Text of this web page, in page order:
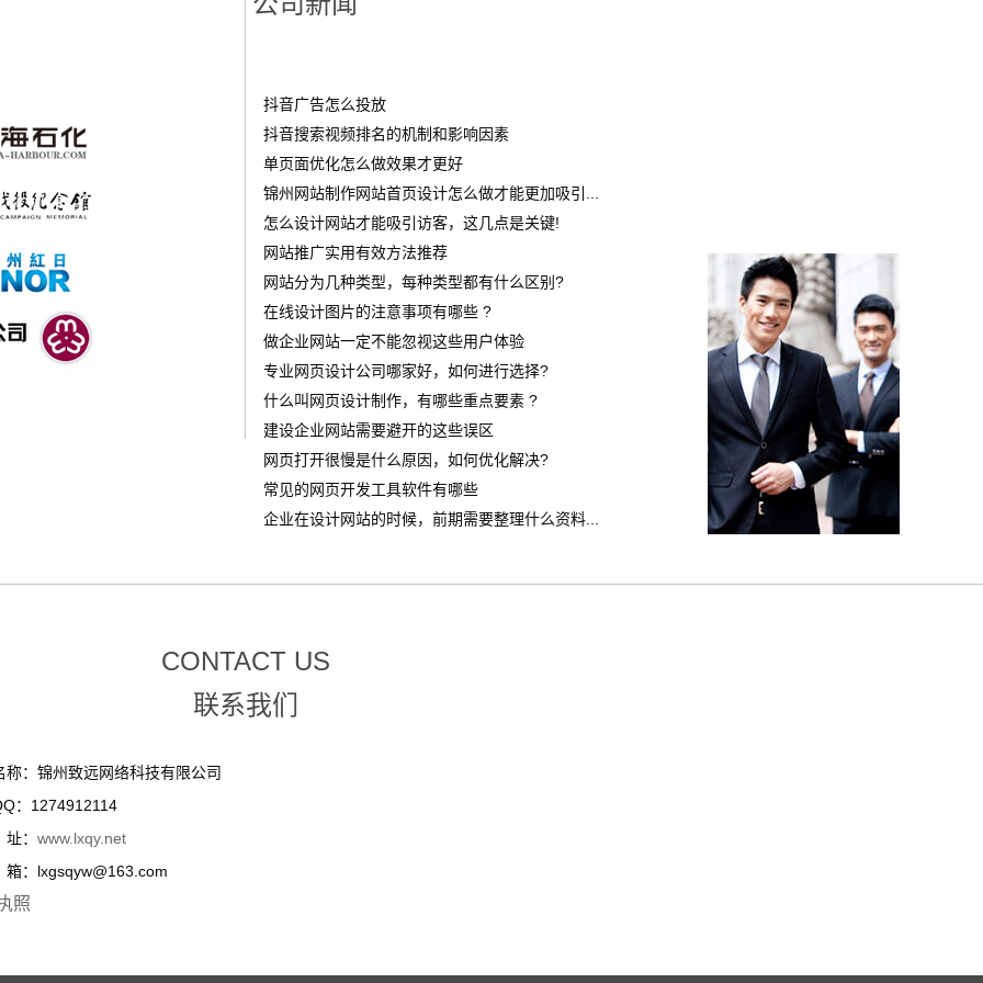
抖音广告怎么投放
‌抖音搜索视频排名的机制和影响因素
单页面优化怎么做效果才更好
锦州网站制作网站首页设计怎么做才能更加吸引...
怎么设计网站才能吸引访客，这几点是关键!
网站推广实用有效方法推荐
网站分为几种类型，每种类型都有什么区别?
在线设计图片的注意事项有哪些 ?
做企业网站一定不能忽视这些用户体验
专业网页设计公司哪家好，如何进行选择?
什么叫网页设计制作，有哪些重点要素 ?
建设企业网站需要避开的这些误区
网页打开很慢是什么原因，如何优化解决?
常见的网页开发工具软件有哪些
企业在设计网站的时候，前期需要整理什么资料...
CONTACT US
联系我们
称：锦州致远网络科技有限公司
：1274912114
： www.lxqy.net
lxgsqyw@163.com
照